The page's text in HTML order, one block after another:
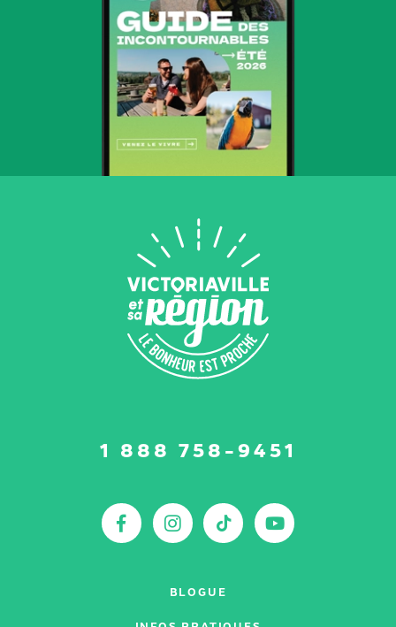
1 888 758-9451
Facebook
Instagram
TikTok
BLOGUE